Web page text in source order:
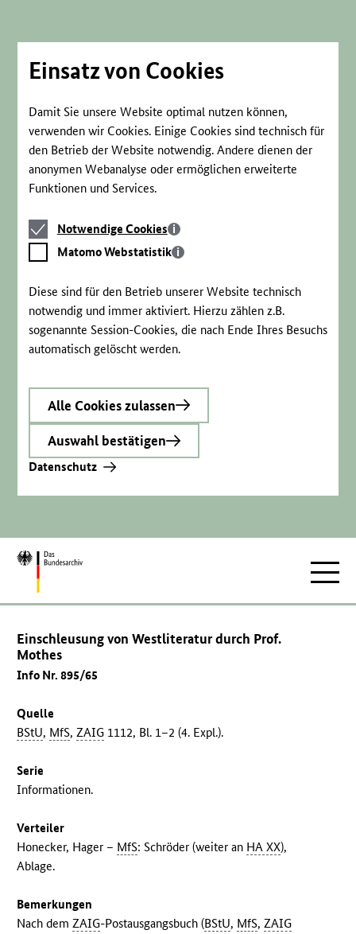
Einsatz von Cookies
Damit Sie unsere Website optimal nutzen können,
verwenden wir Cookies. Einige Cookies sind technisch für
den Betrieb der Website notwendig. Andere dienen der
anonymen Webanalyse oder ermöglichen erweiterte
Funktionen und Services.
Notwendige
Cookies
Notwendige Cookies
Matomo
Webstatistik
Matomo Webstatistik
Diese sind für den Betrieb unserer Website technisch
notwendig und immer aktiviert. Hierzu zählen z.B.
sogenannte Session-Cookies, die nach Ende Ihres Besuchs
automatisch gelöscht werden.
Alle Cookies zulassen
Auswahl bestätigen
Datenschutz
Zur
Einschleusung von Westliteratur durch Prof.
Mothes
Info Nr. 895/65
Quelle
BStU, MfS,ZAIG 1112, Bl. 1–2 (4. Expl.).
Serie
Informationen.
Verteiler
Honecker, Hager – MfS: Schröder (weiter an HA XX),
Ablage.
Bemerkungen
Nach demZAIG-Postausgangsbuch (BStU, MfS,ZAIG